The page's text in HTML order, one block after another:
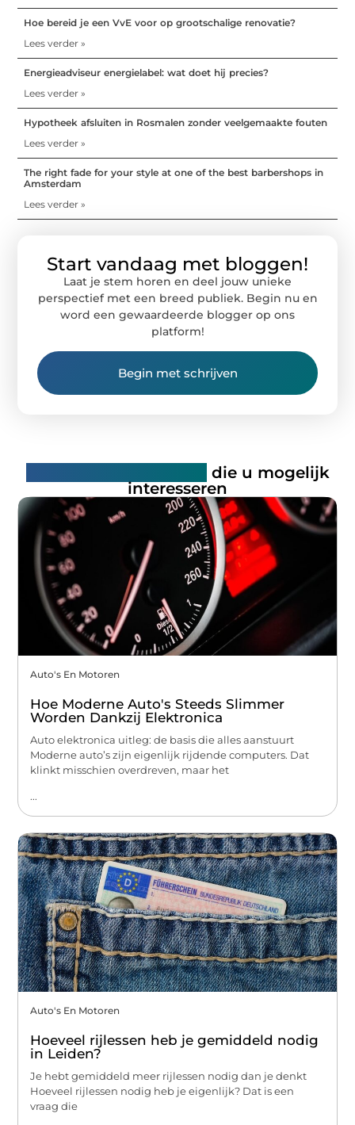
Hoe bereid je een VvE voor op grootschalige renovatie?
Lees verder »
Energieadviseur energielabel: wat doet hij precies?
Lees verder »
Hypotheek afsluiten in Rosmalen zonder veelgemaakte fouten
Lees verder »
The right fade for your style at one of the best barbershops in
Amsterdam
Lees verder »
Start vandaag met bloggen!
Laat je stem horen en deel jouw unieke
perspectief met een breed publiek. Begin nu en
word een gewaardeerde blogger op ons
platform!
Begin met schrijven
die u mogelijk
interesseren
Auto's En Motoren
Hoe Moderne Auto's Steeds Slimmer
Worden Dankzij Elektronica
Auto elektronica uitleg: de basis die alles aanstuurt
Moderne auto’s zijn eigenlijk rijdende computers. Dat
klinkt misschien overdreven, maar het
...
Auto's En Motoren
Hoeveel rijlessen heb je gemiddeld nodig
in Leiden?
Je hebt gemiddeld meer rijlessen nodig dan je denkt
Hoeveel rijlessen nodig heb je eigenlijk? Dat is een
vraag die